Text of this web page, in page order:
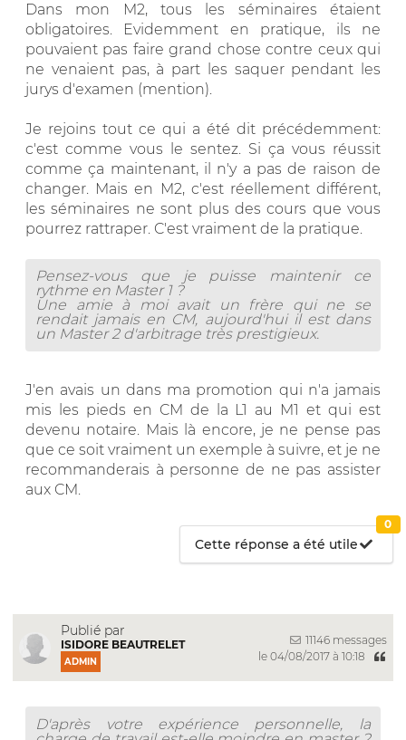
Dans mon M2, tous les séminaires étaient
obligatoires. Evidemment en pratique, ils ne
pouvaient pas faire grand chose contre ceux qui
ne venaient pas, à part les saquer pendant les
jurys d'examen (mention).
Je rejoins tout ce qui a été dit précédemment:
c'est comme vous le sentez. Si ça vous réussit
comme ça maintenant, il n'y a pas de raison de
changer. Mais en M2, c'est réellement différent,
les séminaires ne sont plus des cours que vous
pourrez rattraper. C'est vraiment de la pratique.
Pensez-vous que je puisse maintenir ce
rythme en Master 1 ?
Une amie à moi avait un frère qui ne se
rendait jamais en CM, aujourd'hui il est dans
un Master 2 d'arbitrage très prestigieux.
J'en avais un dans ma promotion qui n'a jamais
mis les pieds en CM de la L1 au M1 et qui est
devenu notaire. Mais là encore, je ne pense pas
que ce soit vraiment un exemple à suivre, et je ne
recommanderais à personne de ne pas assister
aux CM.
Cette réponse a été utile
0
Publié par
ISIDORE BEAUTRELET
ADMIN
11146 messages
le 04/08/2017 à 10:18
D'après votre expérience personnelle, la